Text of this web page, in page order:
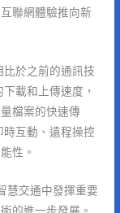
聯網體驗推向新
於之前的通訊技
載和上傳速度，
檔案的快速傳
互動、遠程操控
性。
慧交通中發揮重要